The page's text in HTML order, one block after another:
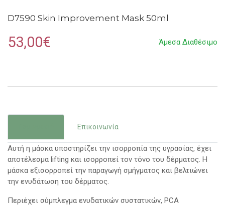
D7590 Skin Improvement Mask 50ml
53,00€ Άμεσα Διαθέσιμο
Επικοινωνία
Αυτή η μάσκα υποστηρίζει την ισορροπία της υγρασίας, έχει
αποτέλεσμα lifting και ισορροπεί τον τόνο του δέρματος. Η
μάσκα εξισορροπεί την παραγωγή σμήγματος και βελτιώνει
την ενυδάτωση του δέρματος.
Περιέχει σύμπλεγμα ενυδατικών συστατικών, PCA